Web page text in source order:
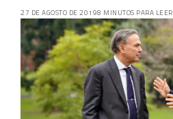
27 DE AGOSTO DE 20198 MINUTOS PARA LEER